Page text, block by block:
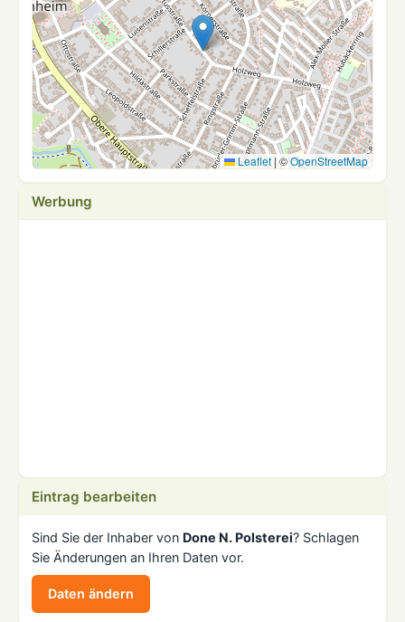
Leaflet | ©OpenStreetMap
Werbung
Eintrag bearbeiten
Sind Sie der Inhaber von Done N. Polsterei? Schlagen
Sie Änderungen an Ihren Daten vor.
Daten ändern